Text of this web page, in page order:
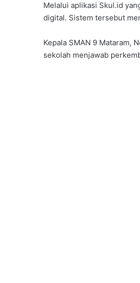
Melalui aplikasi Skul.id
digital. Sistem tersebut
Kepala SMAN 9 Mataram,
sekolah menjawab